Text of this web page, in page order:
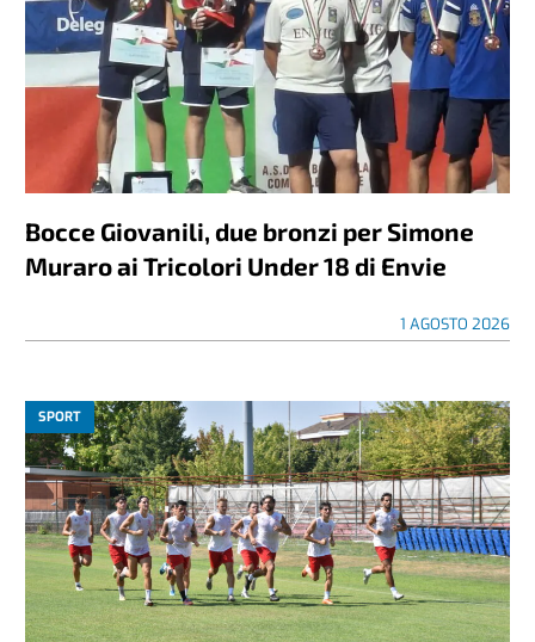
Bocce Giovanili, due bronzi per Simone
Muraro ai Tricolori Under 18 di Envie
1 AGOSTO 2026
SPORT